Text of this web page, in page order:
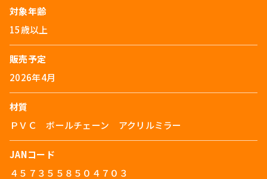
対象年齢
15歳以上
販売予定
2026年4月
材質
ＰＶＣ ボールチェーン アクリルミラー
JANコード
４５７３５５８５０４７０３